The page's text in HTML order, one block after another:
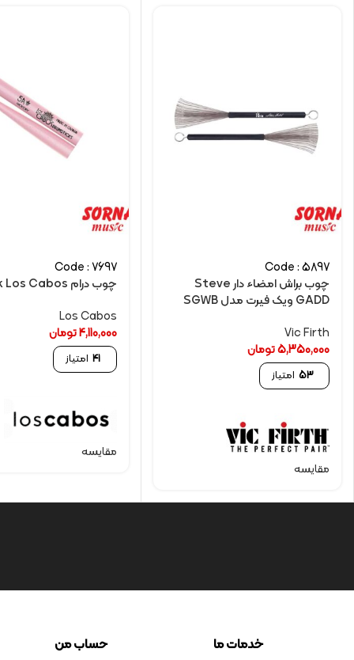
Code : 5897
چوب براش امضاء دار Steve
GADD ویک فیرت مدل SGWB
Vic Firth
5,350,000تومان
53 امتیاز
مقایسه
Code : 7697
چوب درام 5A Pink Los Cabos
Los Cabos
4,110,000تومان
41 امتیاز
مقایسه
خدمات ما حساب من